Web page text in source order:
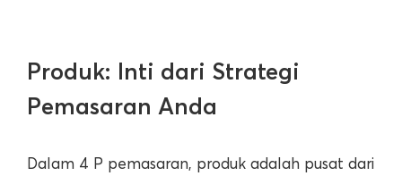
Produk: Inti dari Strategi
Pemasaran Anda
Dalam 4 P pemasaran, produk adalah pusat dari